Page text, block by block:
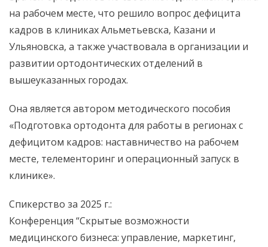
на рабочем месте, что решило вопрос дефицита
кадров в клиниках Альметьевска, Казани и
Ульяновска, а также участвовала в организации и
развитии ортодонтических отделений в
вышеуказанных городах.
Она является автором методического пособия
«Подготовка ортодонта для работы в регионах с
дефицитом кадров: наставничество на рабочем
месте, телементоринг и операционный запуск в
клинике».
Спикерство за 2025 г.:
Конференция “Скрытые возможности
медицинского бизнеса: управление, маркетинг,